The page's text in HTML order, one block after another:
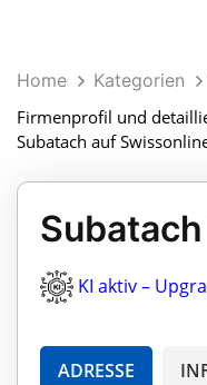
Home Kategorien
Firmenprofil und
Subatach auf
KI aktiv –
ADRESSE